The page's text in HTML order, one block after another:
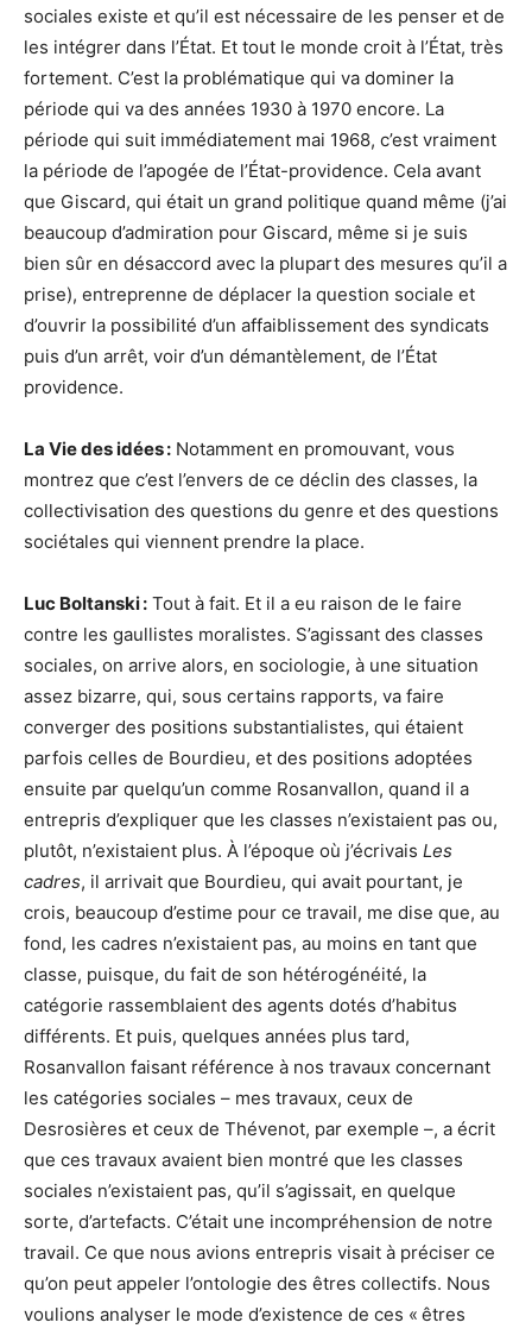
sociales existe et qu’il est nécessaire de les penser et de
les intégrer dans l’État. Et tout le monde croit à l’État, très
fortement. C’est la problématique qui va dominer la
période qui va des années 1930 à 1970 encore. La
période qui suit immédiatement mai 1968, c’est vraiment
la période de l’apogée de l’État-providence. Cela avant
que Giscard, qui était un grand politique quand même (j’ai
beaucoup d’admiration pour Giscard, même si je suis
bien sûr en désaccord avec la plupart des mesures qu’il a
prise), entreprenne de déplacer la question sociale et
d’ouvrir la possibilité d’un affaiblissement des syndicats
puis d’un arrêt, voir d’un démantèlement, de l’État
providence.
La Vie des idées : Notamment en promouvant, vous
montrez que c’est l’envers de ce déclin des classes, la
collectivisation des questions du genre et des questions
sociétales qui viennent prendre la place.
Luc Boltanski : Tout à fait. Et il a eu raison de le faire
contre les gaullistes moralistes. S’agissant des classes
sociales, on arrive alors, en sociologie, à une situation
assez bizarre, qui, sous certains rapports, va faire
converger des positions substantialistes, qui étaient
parfois celles de Bourdieu, et des positions adoptées
ensuite par quelqu’un comme Rosanvallon, quand il a
entrepris d’expliquer que les classes n’existaient pas ou,
plutôt, n’existaient plus. À l’époque où j’écrivais Les
cadres, il arrivait que Bourdieu, qui avait pourtant, je
crois, beaucoup d’estime pour ce travail, me dise que, au
fond, les cadres n’existaient pas, au moins en tant que
classe, puisque, du fait de son hétérogénéité, la
catégorie rassemblaient des agents dotés d’habitus
différents. Et puis, quelques années plus tard,
Rosanvallon faisant référence à nos travaux concernant
les catégories sociales – mes travaux, ceux de
Desrosières et ceux de Thévenot, par exemple –, a écrit
que ces travaux avaient bien montré que les classes
sociales n’existaient pas, qu’il s’agissait, en quelque
sorte, d’artefacts. C’était une incompréhension de notre
travail. Ce que nous avions entrepris visait à préciser ce
qu’on peut appeler l’ontologie des êtres collectifs. Nous
voulions analyser le mode d’existence de ces « êtres